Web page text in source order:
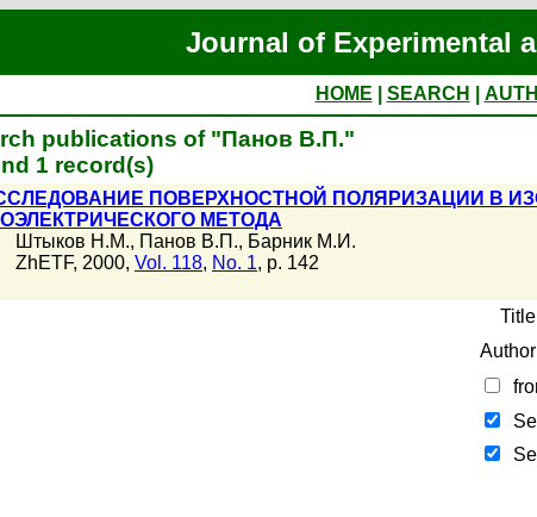
Journal of Experimental
HOME SEARCH
publications of "Панов В.П."
1 record(s)
ПОВЕРХНОСТНОЙ ПОЛЯРИЗАЦИИ В
МЕТОДА
Штыков Н.М., Панов В.П., Барник М.И.
ZhETF, 2000, Vol. 118, No. 1, p. 142
Title
Author